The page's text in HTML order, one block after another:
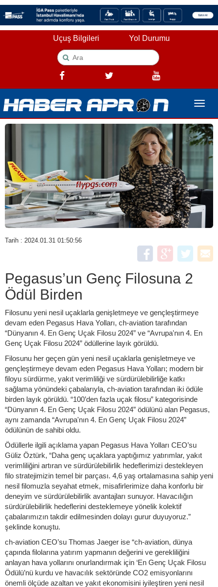
Uçuş Bilgileri Yol Durumu
Toggle
Tarih : 2024.01.31 01:50:56
Pegasus’un Genç Filosuna 2
Ödül Birden
Filosunu yeni nesil uçaklarla genişletmeye ve gençleştirmeye
devam eden Pegasus Hava Yolları, ch-aviation tarafından
“Dünyanın 4. En Genç Uçak Filosu 2024” ve “Avrupa'nın 4. En
Genç Uçak Filosu 2024” ödüllerine layık görüldü.
Filosunu her geçen gün yeni nesil uçaklarla genişletmeye ve
gençleştirmeye devam eden Pegasus Hava Yolları; modern bir
filoyu sürdürme, yakıt verimliliği ve sürdürülebilirliğe katkı
sağlama yönündeki çabalarıyla, ch-aviation tarafından iki ödüle
birden layık görüldü. “100’den fazla uçak filosu” kategorisinde
“Dünyanın 4. En Genç Uçak Filosu 2024” ödülünü alan Pegasus,
aynı zamanda “Avrupa'nın 4. En Genç Uçak Filosu 2024”
ödülünün de sahibi oldu.
Ödüllerle ilgili açıklama yapan Pegasus Hava Yolları CEO’su
Güliz Öztürk, “Daha genç uçaklara yaptığımız yatırımlar, yakıt
verimliliğini artıran ve sürdürülebilirlik hedeflerimizi destekleyen
filo stratejimizin temel bir parçası. 4,6 yaş ortalamasına sahip yeni
nesil filomuzla seyahat etmek, misafirlerimize daha konforlu bir
deneyim ve sürdürülebilirlik avantajları sunuyor. Havacılığın
sürdürülebilirlik hedeflerini desteklemeye yönelik kolektif
çabalarımızın takdir edilmesinden dolayı gurur duyuyoruz.”
şeklinde konuştu.
ch-aviation CEO’su Thomas Jaeger ise “ch-aviation, dünya
çapında filolarına yatırım yapmanın değerini ve gerekliliğini
anlayan hava yollarını onurlandırmak için ‘En Genç Uçak Filosu
Ödülü’nü kurdu ve havacılık sektöründe CO2 emisyonlarını
önemli ölçüde azaltan ve yakıt ekonomisini iyileştiren yeni nesil